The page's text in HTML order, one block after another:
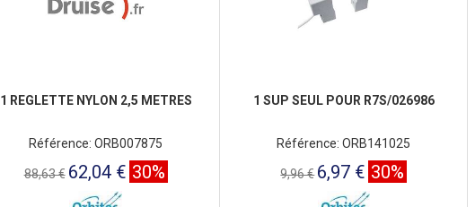
1 REGLETTE NYLON 2,5 METRES
Référence: ORB007875
88,63 € 62,04 € 30%
1 SUP SEUL POUR R7S/026986
Référence: ORB141025
9,96 € 6,97 € 30%